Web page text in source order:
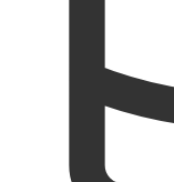
News